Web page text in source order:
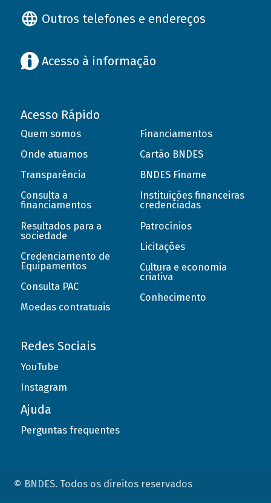
Outros telefones e endereços
Acesso à informação
Acesso Rápido
Quem somos
Onde atuamos
Transparência
Consulta a
financiamentos
Resultados para a
sociedade
Credenciamento de
Equipamentos
Consulta PAC
Moedas contratuais
Financiamentos
Cartão BNDES
BNDES Finame
Instituições financeiras
credenciadas
Patrocínios
Licitações
Cultura e economia
criativa
Conhecimento
Redes Sociais
YouTube
Instagram
Ajuda
Perguntas frequentes
© BNDES. Todos os direitos reservados